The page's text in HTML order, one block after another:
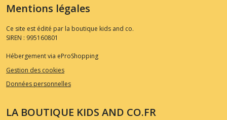
Mentions légales
Ce site est édité par la boutique kids and co.
SIREN : 995160801
Hébergement via eProShopping
Gestion des cookies
Données personnelles
LA BOUTIQUE KIDS AND CO.FR